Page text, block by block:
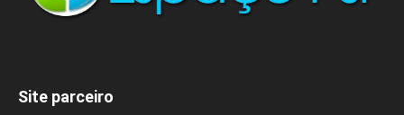
Site parceiro